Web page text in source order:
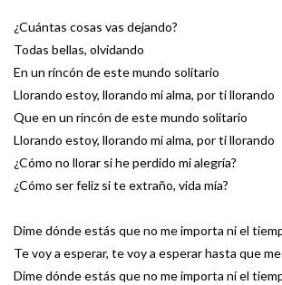
¿Cuántas cosas vas dejando?
Todas bellas, olvidando
En un rincón de este mundo solitario
Llorando estoy, llorando mi alma, por ti llorando
Que en un rincón de este mundo solitario
Llorando estoy, llorando mi alma, por ti llorando
¿Cómo no llorar si he perdido mi alegría?
¿Cómo ser feliz si te extraño, vida mía?
Dime dónde estás que no me importa ni el
Te voy a esperar, te voy a esperar hasta que
Dime dónde estás que no me importa ni el